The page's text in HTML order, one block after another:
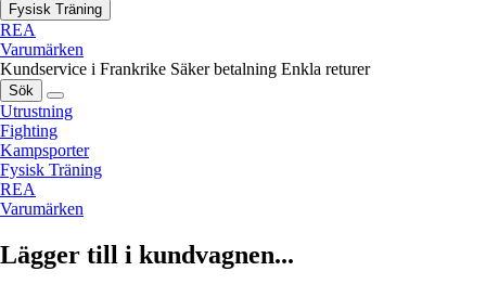
Fysisk Träning
REA
Varumärken
Kundservice i Frankrike Säker betalning Enkla returer
Sök
Utrustning
Fighting
Kampsporter
Fysisk Träning
REA
Varumärken
Lägger till i kundvagnen...